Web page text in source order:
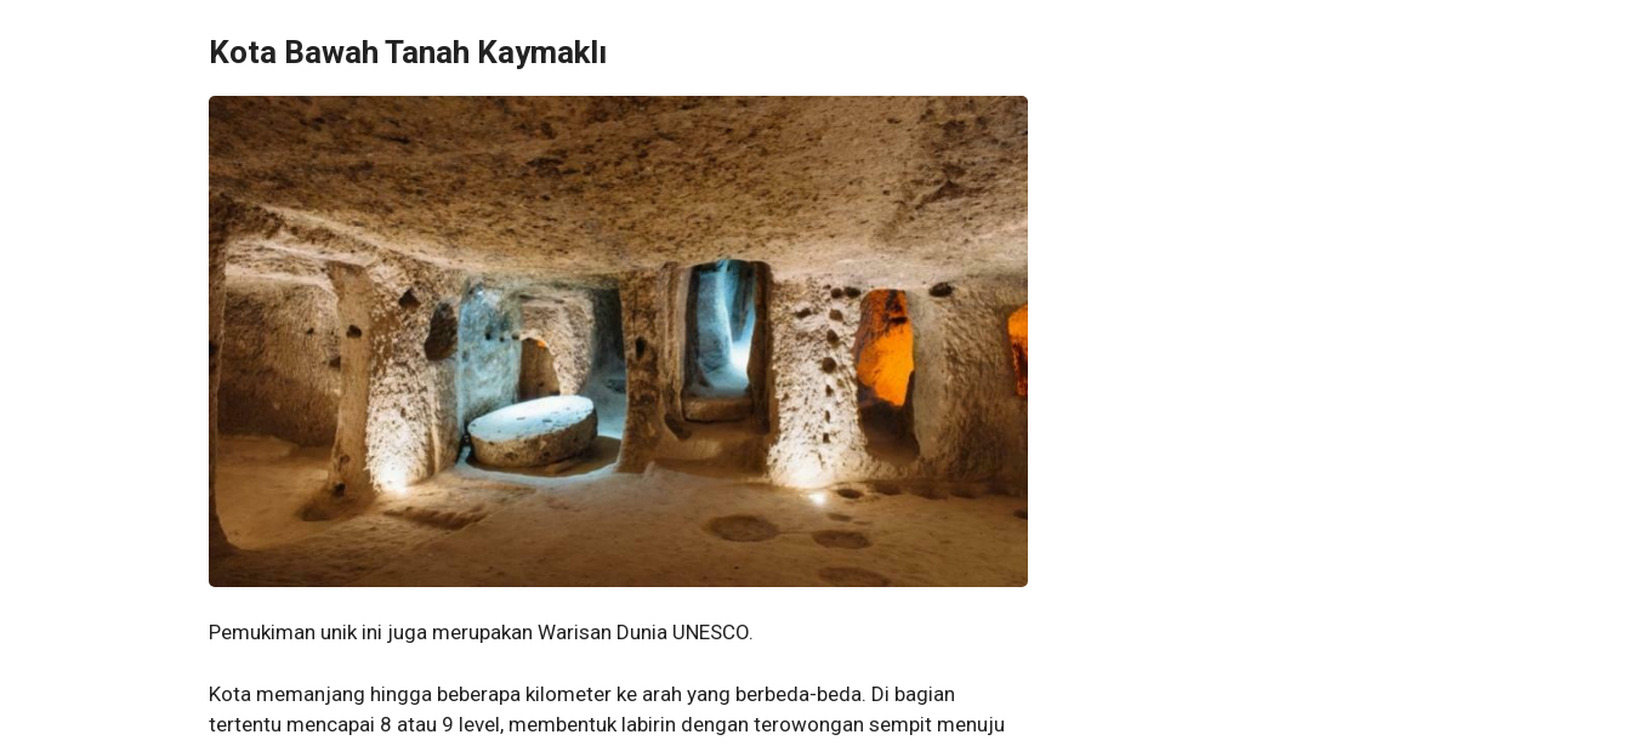
Kota Bawah Tanah Kaymaklı
Pemukiman unik ini juga merupakan Warisan Dunia UNESCO.
Kota memanjang hingga beberapa kilometer ke arah yang berbeda-beda. Di bagian
tertentu mencapai 8 atau 9 level, membentuk labirin dengan terowongan sempit menuju